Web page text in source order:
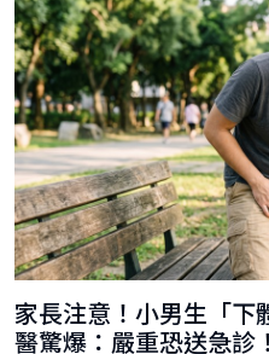
家長注意！小男生「下
醫驚爆：嚴重恐送急診！